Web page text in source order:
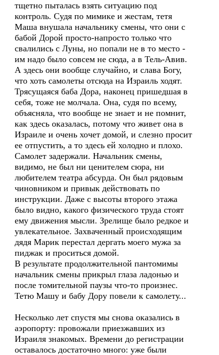
тщетно пыталась взять ситуацию под
контроль. Судя по мимике и жестам, тетя
Маша внушала начальнику смены, что они с
бабой Дорой просто-напросто только что
свалились с Луны, но попали не в то место -
им надо было совсем не сюда, а в Тель-Авив.
А здесь они вообще случайно, и слава Богу,
что хоть самолеты отсюда на Израиль ходят.
Трясущаяся баба Дора, наконец пришедшая в
себя, тоже не молчала. Она, судя по всему,
объясняла, что вообще не знает и не помнит,
как здесь оказалась, потому что живет она в
Израиле и очень хочет домой, и слезно просит
ее отпустить, а то здесь ей холодно и плохо.
Самолет задержали. Начальник смены,
видимо, не был ни ценителем сюра, ни
любителем театра абсурда. Он был рядовым
чиновником и привык действовать по
инструкции. Даже с высоты второго этажа
было видно, какого физического труда стоят
ему движения мысли. Зрелище было редкое и
увлекательное. Захваченный происходящим
дядя Марик перестал дергать моего мужа за
пиджак и проситься домой.
В результате продолжительной пантомимы
начальник смены прикрыл глаза ладонью и
после томительной паузы что-то произнес.
Тетю Машу и бабу Дору повели к самолету...
Несколько лет спустя мы снова оказались в
аэропорту: провожали приезжавших из
Израиля знакомых. Времени до регистрации
оставалось достаточно много: уже были